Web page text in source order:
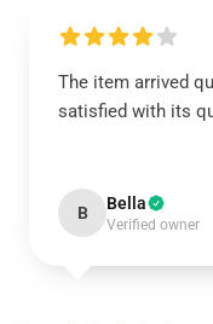
The item arrived
satisfied with its
B Bella
Verified owner